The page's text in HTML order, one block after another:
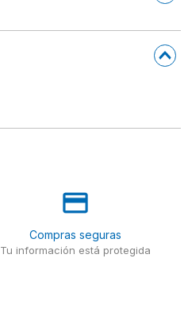
Compras seguras
Tu información está protegida